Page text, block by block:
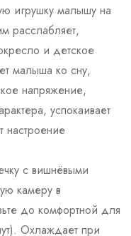
игрушку малышу на
расслабляет,
и детское
малыша ко сну,
напряжение,
успокаивает
настроение
с вишнёвыми
камеру в
до комфортной для
Охлаждает при